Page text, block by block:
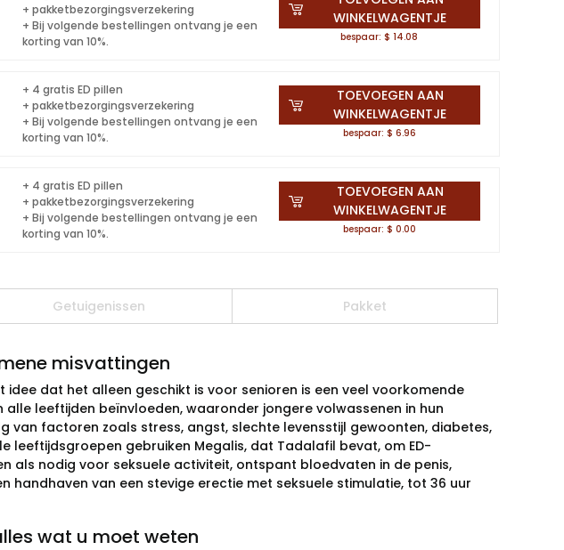
+ pakketbezorgingsverzekering
+ Bij volgende bestellingen ontvang je een
korting van 10%.
WINKELWAGENTJE
bespaar: $ 14.08
+ 4 gratis ED pillen
+ pakketbezorgingsverzekering
+ Bij volgende bestellingen ontvang je een
korting van 10%.
TOEVOEGEN AAN
WINKELWAGENTJE
bespaar: $ 6.96
+ 4 gratis ED pillen
+ pakketbezorgingsverzekering
+ Bij volgende bestellingen ontvang je een
korting van 10%.
TOEVOEGEN AAN
WINKELWAGENTJE
bespaar: $ 0.00
Getuigenissen Pakket
misvattingen
idee dat het alleen geschikt is voor senioren is een veel voorkomende
alle leeftijden beïnvloeden, waaronder jongere volwassenen in hun
van factoren zoals stress, angst, slechte levensstijl gewoonten, diabetes,
leeftijdsgroepen gebruiken Megalis, dat Tadalafil bevat, om ED-
als nodig voor seksuele activiteit, ontspant bloedvaten in de penis,
handhaven van een stevige erectie met seksuele stimulatie, tot 36 uur
wat u moet weten